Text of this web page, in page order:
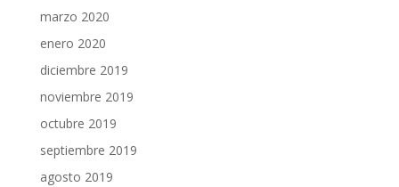
marzo 2020
enero 2020
diciembre 2019
noviembre 2019
octubre 2019
septiembre 2019
agosto 2019